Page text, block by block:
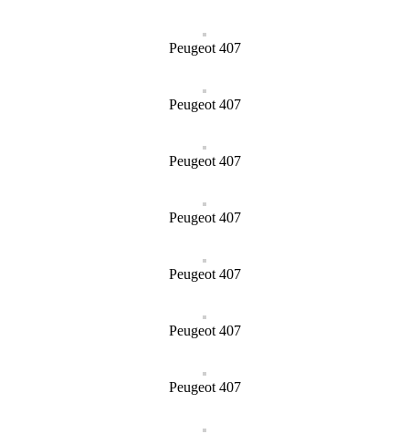
Peugeot 407
Peugeot 407
Peugeot 407
Peugeot 407
Peugeot 407
Peugeot 407
Peugeot 407